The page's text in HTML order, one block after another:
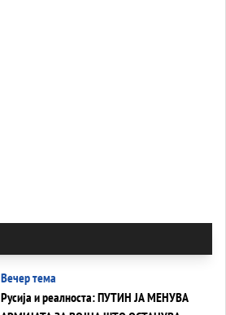
Вечер тема
Русија и реалноста: ПУТИН ЈА МЕНУВА